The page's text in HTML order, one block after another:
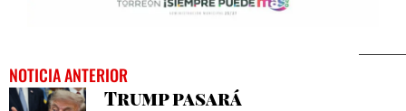
NOTICIA ANTERIOR
Trump pasará